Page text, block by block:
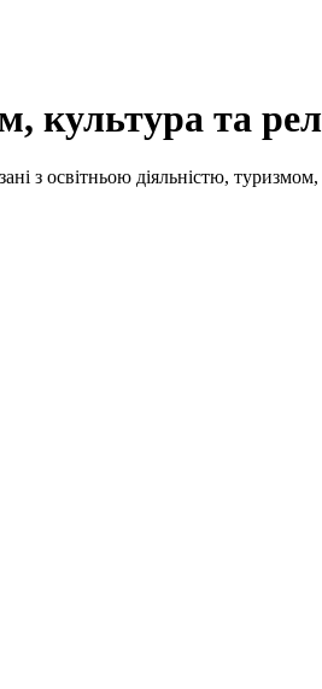
культура та
з освітньою діяльністю,
значення їх власниками
робіт із консервації,
дорадника,
та ІІІ спортивний розряд